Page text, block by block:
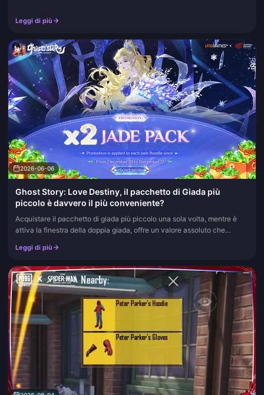
Leggi di più
2026-06-06
Ghost Story: Love Destiny, il pacchetto di Giada più
piccolo è davvero il più conveniente?
Acquistare il pacchetto di giada più piccolo una sola volta, mentre è
attiva la finestra della doppia giada, offre un valore assoluto che
Leggi di più